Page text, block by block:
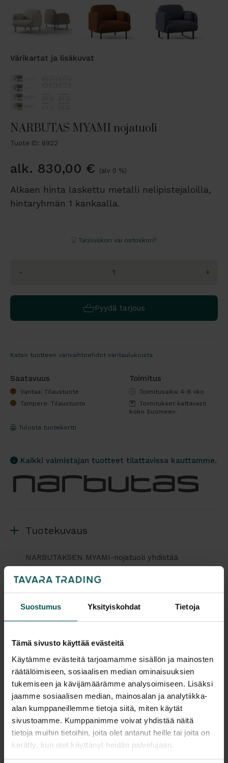
Suostumus Yksityiskohdat Tietoja
Tämä sivusto käyttää evästeitä
Käytämme evästeitä tarjoamamme sisällön ja mainosten
räätälöimiseen, sosiaalisen median ominaisuuksien
tukemiseen ja kävijämäärämme analysoimiseen. Lisäksi
jaamme sosiaalisen median, mainosalan ja analytiikka-
alan kumppaneillemme tietoja siitä, miten käytät
sivustoamme. Kumppanimme voivat yhdistää näitä
tietoja muihin tietoihin, joita olet antanut heille tai joita on
kerätty, kun olet käyttänyt heidän palvelujaan.
Värikartat ja lisäkuvat
NARBUTAS MYAMI nojatuoli
Tuote ID: 6922
alk. 830,00 € (alv 0 %)
Alkaen hinta laskettu metalli nelipistejaloilla,
hintaryhmän 1 kankaalla.
Tarjouskori vai ostoskori?
- +
Pyydä tarjous
Katso tuotteen värivaihtoehdot väritaulukoista
Saatavuus
Vantaa: Tilaustuote
Tampere: Tilaustuote
Toimitus
Toimitusaika: 4-6 vko
Toimitukset kattavasti
koko Suomeen.
Tulosta tuotekortti
Kaikki valmistajan tuotteet tilattavissa kauttamme.
Tuotekuvaus
NARBUTAKSEN MYAMI-nojatuoli yhdistää
Sen pehmeät, pyöristetyt muodot ja ergonominen
rentoutumista. Suuret selkänojatyynyt ja
luovat kodikkaan tunnelman.
Tuoli on saatavilla useilla eri kangas- ja
värivaihtoehdoilla. Jalustavaihtoehtoja on neljä,
jolloin se sopii moneen eri sisustustyyliin. MYAMI-
sarjaan kuuluu myös 2- ja 3-istuttavat sohvat, jotka
tarjoavat saman poikkeuksellisen mukavuuden ja
tyylikkyyden. Kokoelma on täydellinen valinta niin
moderneihin kuin klassisiin tiloihin.
Suunnittelija
Lisätiedot
Tiedostot